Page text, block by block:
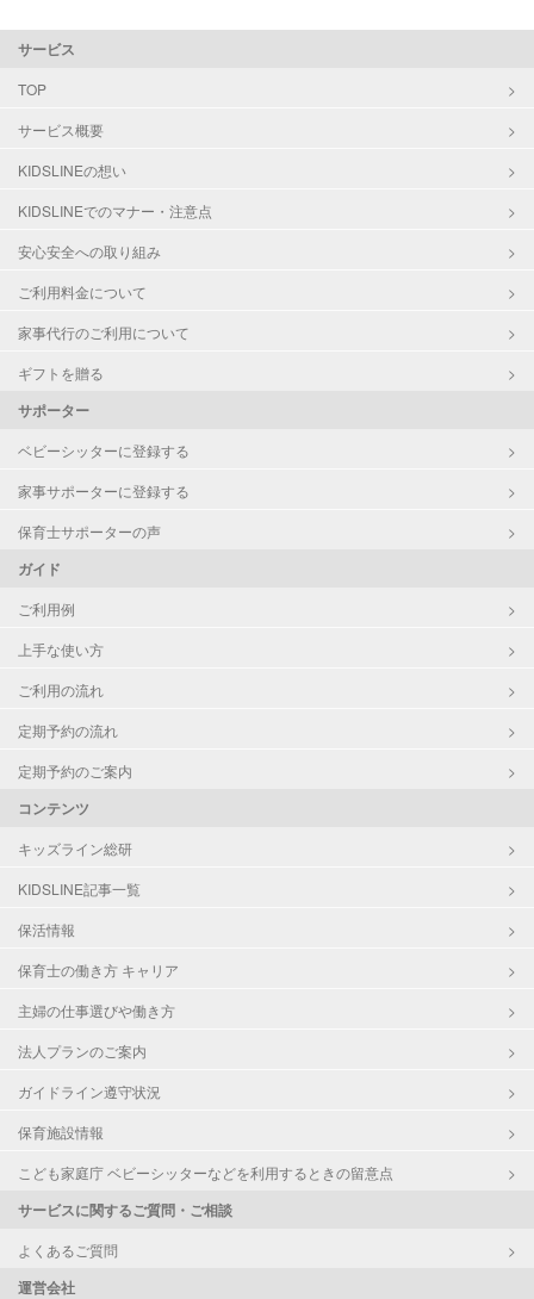
お子様の撮影
（定期特典）
対応不可
資格
自治体届出済ベビーシッター
対応可能/特徴
病児対応
レッスン
定期予約
お子様の撮影
サービス
TOP
サービス概要
KIDSLINEの想い
KIDSLINEでのマナー・注意点
安心安全への取り組み
ご利用料金について
家事代行のご利用について
ギフトを贈る
サポーター
ベビーシッターに登録する
家事サポーターに登録する
保育士サポーターの声
ガイド
ご利用例
上手な使い方
ご利用の流れ
定期予約の流れ
定期予約のご案内
コンテンツ
キッズライン総研
KIDSLINE記事一覧
保活情報
保育士の働き方 キャリア
主婦の仕事選びや働き方
法人プランのご案内
ガイドライン遵守状況
保育施設情報
こども家庭庁 ベビーシッターなどを利用するときの留意点
サービスに関するご質問・ご相談
よくあるご質問
運営会社